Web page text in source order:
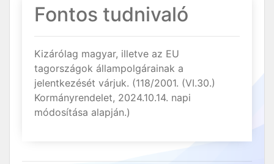
Fontos tudnivaló
Kizárólag magyar, illetve az EU
tagországok állampolgárainak a
jelentkezését várjuk. (118/2001. (VI.30.)
Kormányrendelet, 2024.10.14. napi
módosítása alapján.)